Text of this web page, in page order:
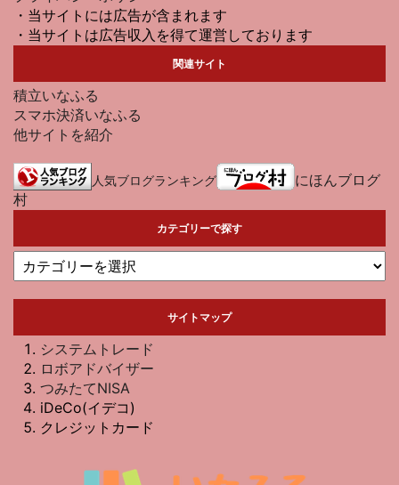
・当サイトには広告が含まれます
・当サイトは広告収入を得て運営しております
関連サイト
積立いなふる
スマホ決済いなふる
他サイトを紹介
人気ブログランキング
にほんブログ
村
カテゴリーで探す
サイトマップ
システムトレード
ロボアドバイザー
つみたてNISA
iDeCo(イデコ)
クレジットカード